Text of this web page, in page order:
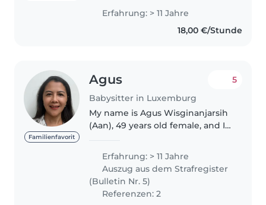
neveau-ne jusqu'à 11 ans en Italie.
j'ai pris au Luxembourg le
certificat comme aide-
Erfahrung: > 11 Jahre
18,00 €/Stunde
Familienfavorit
Agus
Babysitter in Luxemburg
5
My name is Agus Wisginanjarsih
(Aan), 49 years old female, and I
position you advertised. I am a
warm, responsible, and patient
person who genuinely..
Erfahrung: > 11 Jahre
Auszug aus dem Strafregister
(Bulletin Nr. 5)
Referenzen: 2